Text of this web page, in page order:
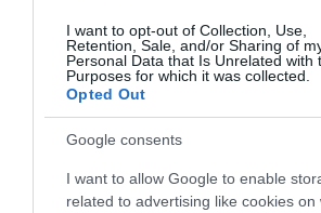
I want to opt-out of Collection, Use,
Retention, Sale, and/or Sharing of
Personal Data that Is Unrelated with
Purposes for which it was collected.
Opted Out
Google consents
I want to allow Google to enable
related to advertising like cookies on
Σοκ σε επαρχιακό δρόμο: Οδηγός
κάνει τετραπλή προσπέραση
πάνω σε στροφή (βίντεο)
05.08.2026 | 21:00
Φωτιά σε λεωφορείο στην Εύβοια
05.08.2026 | 20:39